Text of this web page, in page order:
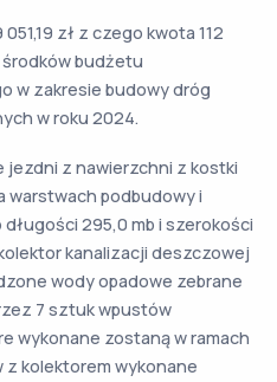
zł z czego kwota 112
budżetu
w zakresie budowy dróg
w roku 2024.
jezdni z nawierzchni z kostki
warstwach podbudowy i
295,0 mb i szerokości
kanalizacji deszczowej
wody opadowe zebrane
7 sztuk wpustów
wykonane zostaną w ramach
z kolektorem wykonane